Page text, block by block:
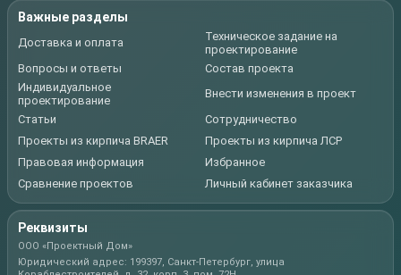
Важные разделы
Доставка и оплата
Техническое задание на
проектирование
Вопросы и ответы
Состав проекта
Индивидуальное
проектирование
Внести изменения в проект
Статьи
Сотрудничество
Проекты из кирпича BRAER
Проекты из кирпича ЛСР
Правовая информация
Избранное
Сравнение проектов
Личный кабинет заказчика
Реквизиты
ООО «Проектный Дом»
Юридический адрес: 199397, Санкт-Петербург, улица